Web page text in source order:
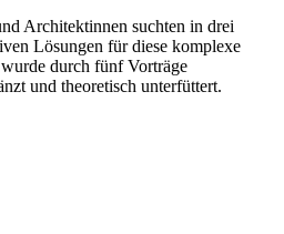
Architektinnen suchten in drei
Lösungen für diese komplexe
durch fünf Vorträge
und theoretisch unterfüttert.